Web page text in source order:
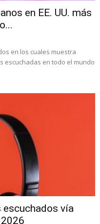
en EE. UU. más
en los cuales muestra
escuchadas en todo el mundo
vía